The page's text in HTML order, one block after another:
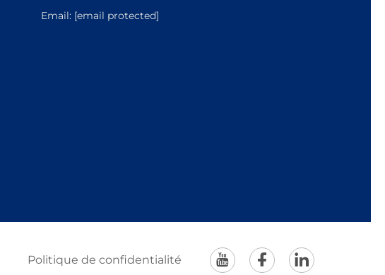
Email: [email protected]
Politique de confidentialité